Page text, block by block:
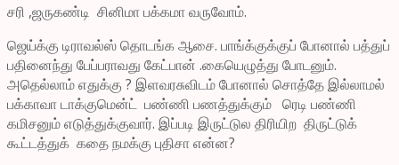
சரி ,ஜருகண்டி சினிமா பக்கமா வருவோம்.
ஜெய்க்கு டிராவல்ஸ் தொடங்க ஆசை. பாங்க்குக்குப் போனால் பத்துப்
பதினைந்து பேப்பராவது கேட்பான் .கையெழுத்து போடனும்.
அதெல்லாம் எதுக்கு ? இளவரசுவிடம் போனால் சொத்தே இல்லாமல்
பக்காவா டாக்குமென்ட் பண்ணி பணத்துக்கும் ரெடி பண்ணி
கமிசனும் எடுத்துக்குவார். இப்படி இருட்டுல திரியிற திருட்டுக்
கூட்டத்துக் கதை நமக்கு புதிசா என்ன?